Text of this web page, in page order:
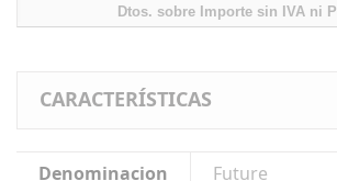
Dtos. sobre Importe sin IVA ni
CARACTERÍSTICAS
Denominacion Future